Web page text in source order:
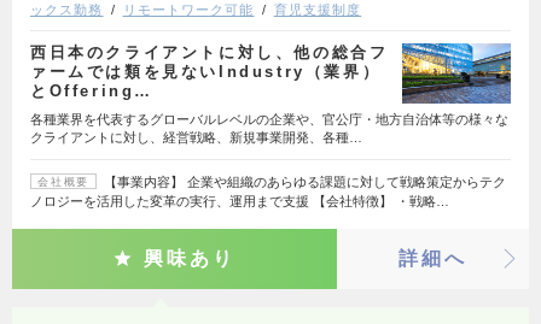
ックス勤務
リモートワーク可能 育児支援制度
西日本のクライアントに対し、他の総合フ
ァームでは類を見ないIndustry（業界）
とOffering…
各種業界を代表するグローバルレベルの企業や、官公庁・地方自治体等の様々な
クライアントに対し、経営戦略、新規事業開発、各種…
会社概要
【事業内容】 企業や組織のあらゆる課題に対して戦略策定からテク
ノロジーを活用した変革の実行、運用まで支援 【会社特徴】 ・戦略…
興味あり 詳細へ